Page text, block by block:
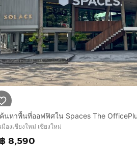
เมืองเชียงใหม่ เชียงใหม่
฿ 8,590